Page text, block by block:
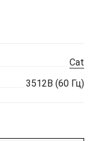
Cat
3512B (60 Гц)